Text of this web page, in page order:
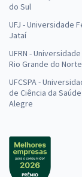
do Sul
UFJ - Universidade
Jataí
UFRN -
Rio Grande do Norte
UFCSPA -
de Ciência da
Alegre